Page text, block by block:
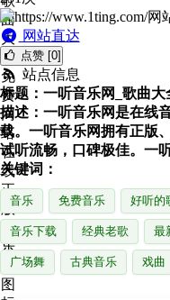
网站直达
点赞 [0]
站点信息
标题：一听音乐网_歌曲
描述：一听音乐网是在线
载。一听音乐网拥有正版
试听流畅，口碑极佳。一
关键词：
音乐 免费音乐 好听的
音乐下载 经典老歌 最
广场舞 古典音乐 戏曲